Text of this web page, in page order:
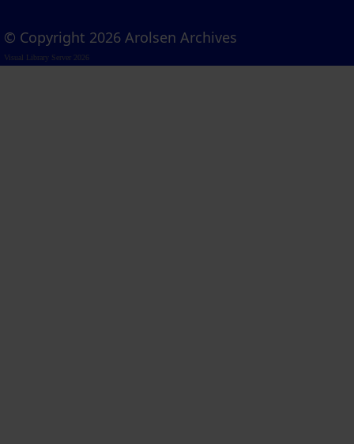
© Copyright 2026 Arolsen Archives
Visual Library Server 2026